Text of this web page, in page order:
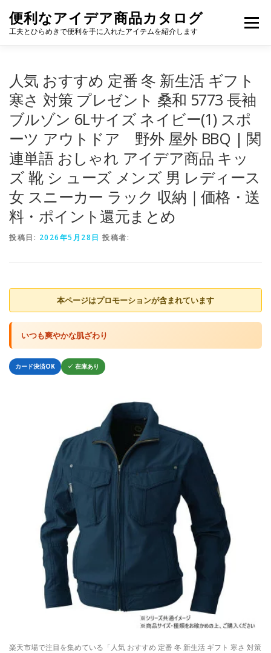
便利なアイデア商品カタログ
工夫とひらめきで便利を手に入れたアイテムを紹介します
メニュー
人気 おすすめ 定番 冬 新生活 ギフト
寒さ 対策 プレゼント 桑和 5773 長袖
ブルゾン 6Lサイズ ネイビー(1) スポ
ーツ アウトドア 野外 屋外 BBQ | 関
連単語 おしゃれ アイデア商品 キッ
ズ 靴 シ ューズ メンズ 男 レディース
女 スニーカー ラック 収納｜価格・送
料・ポイント還元まとめ
投稿日: 2026年5月28日 投稿者:
本ページはプロモーションが含まれています
いつも爽やかな肌ざわり
カード決済OK ✓ 在庫あり
楽天市場で注目を集めている「人気 おすすめ 定番 冬 新生活 ギフト 寒さ 対策